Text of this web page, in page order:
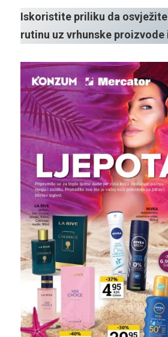
Iskoristite priliku da
rutinu uz vrhunske proizvode